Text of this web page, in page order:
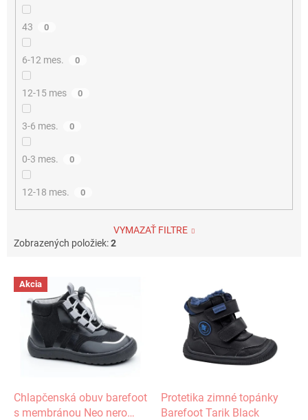
43 0
6-12 mes. 0
12-15 mes 0
3-6 mes. 0
0-3 mes. 0
12-18 mes. 0
VYMAZAŤ FILTRE
Zobrazených položiek:2
V Akcia
Chlapčenská obuv barefoot
s membránou Neo nero
Protetika zimné topánky
Barefoot Tarik Black